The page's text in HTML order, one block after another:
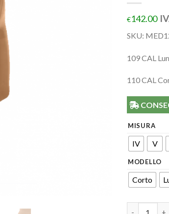
€142.00
SKU:
109 CAL
110 CAL
MISURA
IV V
MODELLO
Corto